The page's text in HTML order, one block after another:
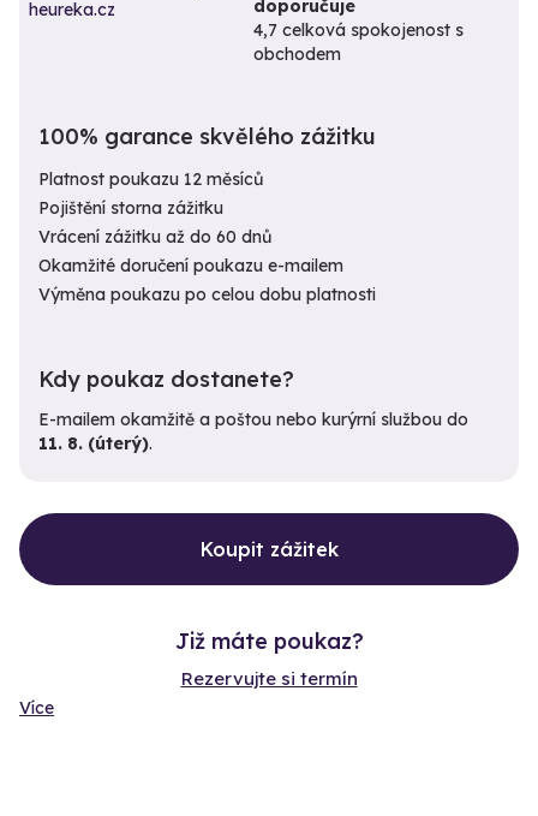
doporučuje
4,7 celková spokojenost s
obchodem
100% garance skvělého zážitku
Platnost poukazu 12 měsíců
Pojištění storna zážitku
Vrácení zážitku až do 60 dnů
Okamžité doručení poukazu e-mailem
Výměna poukazu po celou dobu platnosti
Kdy poukaz dostanete?
E-mailem okamžitě a poštou nebo kurýrní službou do
11. 8. (úterý).
Koupit zážitek
Již máte poukaz?
Rezervujte si termín
Více